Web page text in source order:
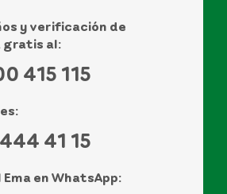
y verificación de
gratis al:
415 115
41 15
en WhatsApp: